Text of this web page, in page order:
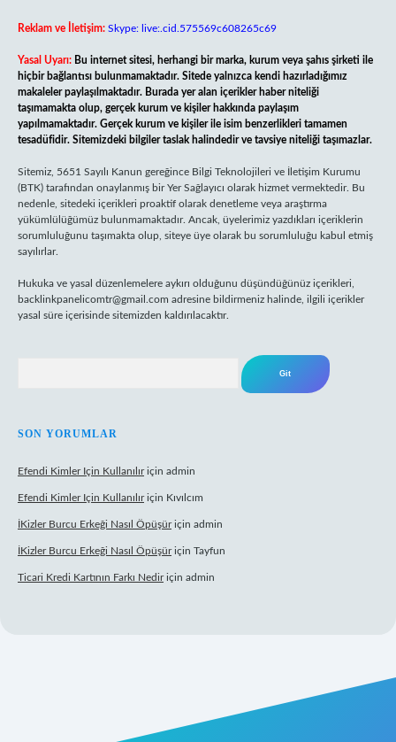
Reklam ve İletişim: Skype: live:.cid.575569c608265c69
Yasal Uyarı: Bu internet sitesi, herhangi bir marka, kurum veya şahıs şirketi ile
hiçbir bağlantısı bulunmamaktadır. Sitede yalnızca kendi hazırladığımız
makaleler paylaşılmaktadır. Burada yer alan içerikler haber niteliği
taşımamakta olup, gerçek kurum ve kişiler hakkında paylaşım
yapılmamaktadır. Gerçek kurum ve kişiler ile isim benzerlikleri tamamen
tesadüfidir. Sitemizdeki bilgiler taslak halindedir ve tavsiye niteliği taşımazlar.
Sitemiz, 5651 Sayılı Kanun gereğince Bilgi Teknolojileri ve İletişim Kurumu
(BTK) tarafından onaylanmış bir Yer Sağlayıcı olarak hizmet vermektedir. Bu
nedenle, sitedeki içerikleri proaktif olarak denetleme veya araştırma
yükümlülüğümüz bulunmamaktadır. Ancak, üyelerimiz yazdıkları içeriklerin
sorumluluğunu taşımakta olup, siteye üye olarak bu sorumluluğu kabul etmiş
sayılırlar.
Hukuka ve yasal düzenlemelere aykırı olduğunu düşündüğünüz içerikleri,
backlinkpanelicomtr@gmail.com adresine bildirmeniz halinde, ilgili içerikler
yasal süre içerisinde sitemizden kaldırılacaktır.
SON YORUMLAR
Efendi Kimler Için Kullanılıriçin admin
Efendi Kimler Için Kullanılıriçin Kıvılcım
İKizler Burcu Erkeği Nasıl Öpüşüriçin admin
İKizler Burcu Erkeği Nasıl Öpüşüriçin Tayfun
Ticari Kredi Kartının Farkı Nediriçin admin